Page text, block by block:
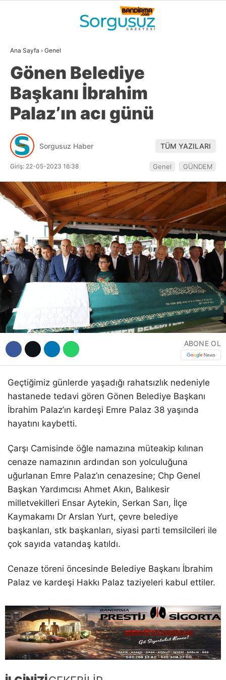
WhatsApp İhbar
Hattı
Facebook
Instagram
28.9
BALIKESIR
GALERİ VİDEO
DÜNYA
EKONOMİ
SPOR
MAGAZİN
EĞİTİM
Ana Sayfa › Genel
Gönen Belediye
Başkanı İbrahim
Palaz’ın acı günü
Sorgusuz Haber TÜM YAZILARI
Giriş: 22-05-2023 16:38 Genel GÜNDEM
ABONE OL
Geçtiğimiz günlerde yaşadığı rahatsızlık nedeniyle
hastanede tedavi gören Gönen Belediye Başkanı
İbrahim Palaz’ın kardeşi Emre Palaz 38 yaşında
hayatını kaybetti.
Çarşı Camisinde öğle namazına müteakip kılınan
cenaze namazının ardından son yolculuğuna
uğurlanan Emre Palaz’ın cenazesine; Chp Genel
Başkan Yardımcısı Ahmet Akın, Balıkesir
milletvekilleri Ensar Aytekin, Serkan Sarı, İlçe
Kaymakamı Dr Arslan Yurt, çevre belediye
başkanları, stk başkanları, siyasi parti temsilcileri ile
çok sayıda vatandaş katıldı.
Cenaze töreni öncesinde Belediye Başkanı İbrahim
Palaz ve kardeşi Hakkı Palaz taziyeleri kabul ettiler.